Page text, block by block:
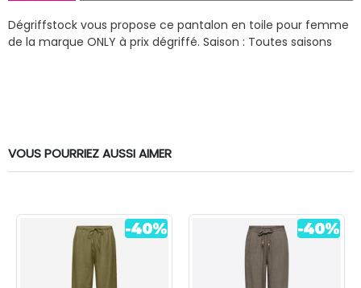
Dégriffstock vous propose ce pantalon en toile pour femme
de la marque ONLY à prix dégriffé. Saison : Toutes saisons
VOUS POURRIEZ AUSSI AIMER